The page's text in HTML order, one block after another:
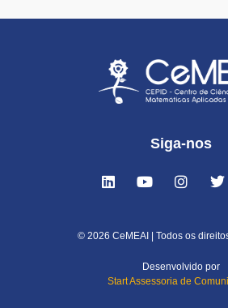
Siga-nos
© 2026 CeMEAI | Todos os
Desenvolvido por
Start Assessoria de